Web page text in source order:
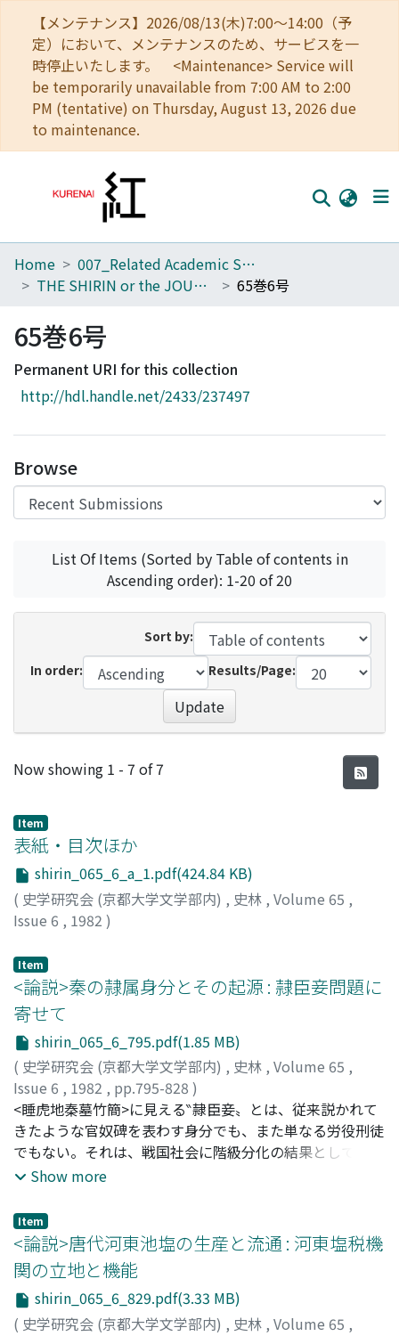
【メンテナンス】2026/08/13(木)7:00～14:00（予
定）において、メンテナンスのため、サービスを一
時停止いたします。 <Maintenance> Service will
be temporarily unavailable from 7:00 AM to 2:00
PM (tentative) on Thursday, August 13, 2026 due
to maintenance.
Home
Browse
Download Ranking
Access Statistics
Home
007_Related Academic Societies
THE SHIRIN or the JOURNAL OF HISTORY
65巻6号
65巻6号
Permanent URI for this collection
http://hdl.handle.net/2433/237497
Browse
List Of Items (Sorted by Table of contents in
Ascending order): 1-20 of 20
Sort by:
In order:
Results/Page:
Update
Recent Submissions
Now showing 1 - 7 of 7
Item
表紙・目次ほか
shirin_065_6_a_1.pdf(424.84 KB)
( 史学研究会 (京都大学文学部内) , 史林 , Volume 65 ,
Issue 6 , 1982 )
Item
<論説>秦の隷属身分とその起源 : 隷臣妾問題に
寄せて
shirin_065_6_795.pdf(1.85 MB)
( 史学研究会 (京都大学文学部内) , 史林 , Volume 65 ,
Issue 6 , 1982 , pp.795-828 )
籾山, 明;Momiyama, Akira;モミヤマ, アキラ
<睡虎地秦墓竹簡>に見える‶隷臣妾〟とは、従来説かれて
きたような官奴碑を表わす身分でも、また単なる労役刑徒
でもない。それは、戦国社会に階級分化の結果として析出
されてきた私奴碑、すなわち‶臣妾〟を前提として秦国で
爵制秩序から排除されるところに、その刑罰としての効果
があった。従って〝隷臣妾〟刑とは、身分刑・名誉刑の範
疇でとらえるべき刑罰であり、その性格上、戦国を遡る時
代に存在を認めることはできない、まさに戦国秦にして初
めて生まれ得た刑罰であった。しかしながら、それは一方
で終身刑たることを原則とし、同様に刑期の設けられてい
Show more
Item
<論説>唐代河東池塩の生産と流通 : 河東塩税機
関の立地と機能
shirin_065_6_829.pdf(3.33 MB)
( 史学研究会 (京都大学文学部内) , 史林 , Volume 65 ,